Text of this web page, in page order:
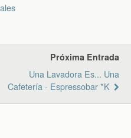
Próxima Entrada
Una Lavadora Es... Una
Cafetería - Espressobar *K